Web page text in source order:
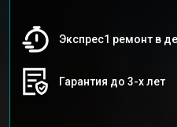
Экспрес1 ремонт в
Гарантия до 3-х лет